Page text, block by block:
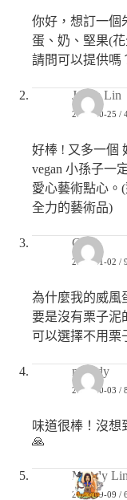
你好，想訂一個
蛋、奶、堅果(
請問可以提供嗎
Joyce Lin
2021-10-25 /
好棒 ! 又多一個
vegan 小孫子一
愛心藝術點心。
全力的藝術品)
Cici
2020-11-02 /
為什麼我的威風
要是沒有栗子泥
可以選擇不用栗
melody
2020-10-03 /
味道很棒！沒想
🙏
Mandy
2020-09-09 /